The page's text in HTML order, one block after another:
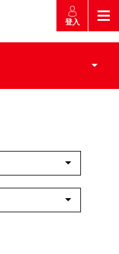
登入